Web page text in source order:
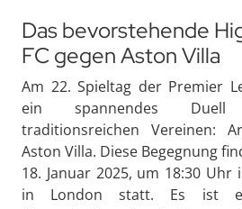
Das bevorstehende
FC gegen Aston Villa
Am 22. Spieltag der Premier
ein spannendes Duell
traditionsreichen Vereinen:
Aston Villa. Diese Begegnung
18. Januar 2025, um 18:30 Uhr
in London statt. Es ist